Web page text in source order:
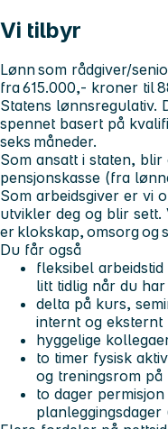
Vi tilbyr
Lønn som rådgiver/
fra 615.000,- kroner til
Statens lønnsregulativ.
spennet basert på
seks måneder.
Som ansatt i staten, blir
pensjonskasse (fra
Som arbeidsgiver er vi
utvikler deg og blir sett.
er klokskap, omsorg og
Du får også
fleksibel
litt tidlig når du
delta på kurs,
internt og eksternt
hyggelige
to timer fysisk
og treningsrom på
to dager